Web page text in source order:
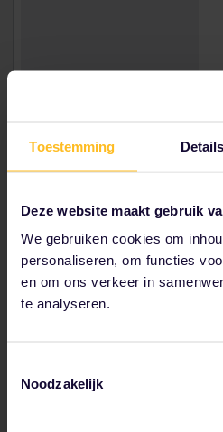
Toestemming Details
Deze website maakt gebruik
We gebruiken cookies om
personaliseren, om functies
en om ons verkeer in
te analyseren.
Noodzakelijk
4. Malmö, Zweden
Malmö is een
treinreizigers en misschien
cultureel diverse stad van
vrolijke centrum heeft vele
handgemaakte 'pink head'-